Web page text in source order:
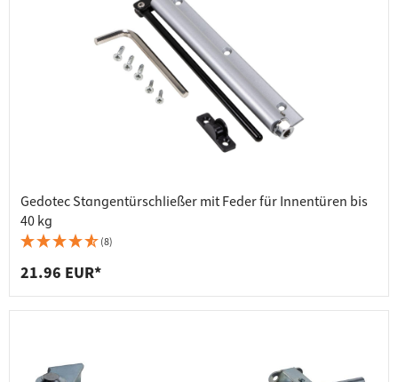
Gedotec Stangentürschließer mit Feder für Innentüren bis
40 kg
(8)
21.96 EUR*